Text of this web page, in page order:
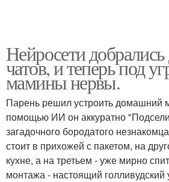
Нейросети
чатов, и теперь под
мамины нервы.
Парень решил устроить домашний
помощью ИИ он аккуратно
загадочного бородатого
стоит в прихожей с пакетом, на
кухне, а на третьем - уже мирно
монтажа - настоящий голливудский